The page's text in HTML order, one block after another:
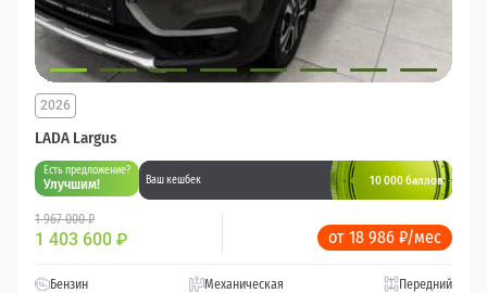
LADA Largus
2026
Есть предложение?
Улучшим! Ваш кешбек 10 000 баллов
1 967 000 ₽
1 403 600 ₽ от 18 986 ₽/мес
Бензин Механическая Передний